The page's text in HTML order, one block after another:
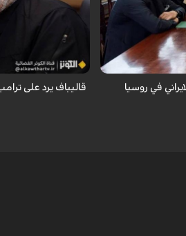
قازان مركز
روسيا موضحا ان هذه
في روسيا
أكد رئيس مجلس الشورى
والتهديدات المتكررة
قاليباف يرد على